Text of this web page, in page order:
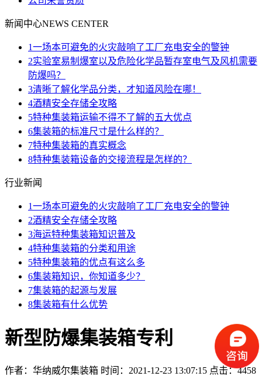
新闻中心NEWS CENTER
1一场本可避免的火灾敲响了工厂充电安全的警钟
2实验室易制爆室以及危险化学品暂存室电气及风机需要
防爆吗？
3清晰了解化学品分类，才知道风险在哪！
4酒精安全存储全攻略
5特种集装箱运输不得不了解的五大优点
6集装箱的标准尺寸是什么样的？
7特种集装箱的真实概念
8特种集装箱设备的交接流程是怎样的？
行业新闻
1一场本可避免的火灾敲响了工厂充电安全的警钟
2酒精安全存储全攻略
3海运特种集装箱知识普及
4特种集装箱的分类和用途
5特种集装箱的优点有这么多
6集装箱知识，你知道多少？
7集装箱的起源与发展
8集装箱有什么优势
新型防爆集装箱专利
作者：华纳威尔集装箱 时间：2021-12-23 13:07:15 点击：4458